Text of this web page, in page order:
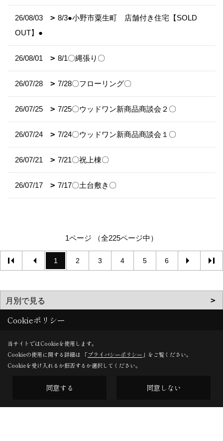
26/08/03
8/3●小野市粟生町 店舗付き住宅【SOLD
OUT】●
26/08/01 8/1〇縄張り〇
26/07/28 7/28〇フローリング〇
26/07/25 7/25〇ウッドワン新商品商談会２〇
26/07/24 7/24〇ウッドワン新商品商談会１〇
26/07/21 7/21〇祝上棟〇
26/07/17 7/17〇土台敷き〇
1ページ （全225ページ中）
1 2 3 4 5 6
Cookieポリシー
当サイトではCookieを使用します。
Cookieの使用に関する詳細は 「プライバシーポリシー 」をご覧ください。
Cookieを受け入れるか拒否するか選択してください。
同意する 同意しない